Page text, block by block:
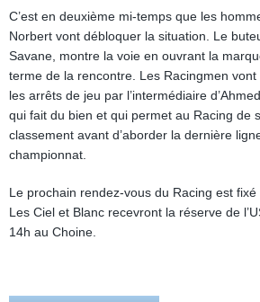
C’est en deuxième mi-temps que les
Norbert vont débloquer la situation. Le
Savane, montre la voie en ouvrant la
terme de la rencontre. Les Racingmen
les arrêts de jeu par l’intermédiaire
qui fait du bien et qui permet au Racing de
classement avant d’aborder la dernière
championnat.
Le prochain rendez-vous du Racing est fixé
Les Ciel et Blanc recevront la réserve de
14h au Choine.